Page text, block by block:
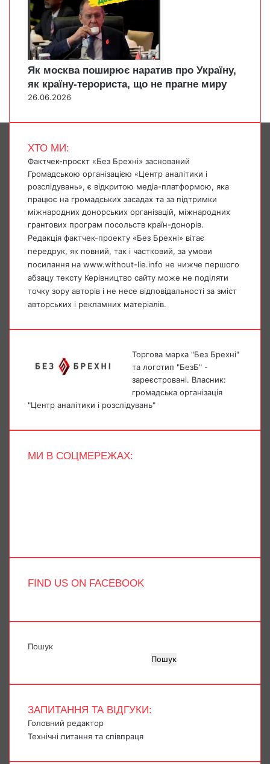
Як москва поширює наратив про Україну,
як країну-терориста, що не прагне миру
26.06.2026
ХТО МИ:
Фактчек-проєкт «Без Брехні» заснований
Громадською організацією «Центр аналітики і
розслідувань», є відкритою медіа-платформою, яка
працює на громадських засадах та за підтримки
міжнародних донорських організацій, міжнародних
грантових програм посольств країн-донорів.
Редакція фактчек-проекту «Без Брехні» вітає
передрук, як повний, так і частковий, за умови
посилання на www.without-lie.info не нижче першого
абзацу тексту Керівництво сайту може не поділяти
точку зору авторів і не несе відповідальності за зміст
авторських і рекламних матеріалів.
Торгова марка "Без Брехні"
та логотип "БезБ" -
зареєстровані. Власник:
громадська організація
"Центр аналітики і розслідувань"
МИ В СОЦМЕРЕЖАХ:
FIND US ON FACEBOOK
Пошук
Пошук
ЗАПИТАННЯ ТА ВІДГУКИ:
Головний редактор
Технічні питання та співпраця